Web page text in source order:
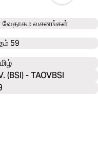
வேதாகம வசனங்கள்
59
(BSI) - TAOVBSI